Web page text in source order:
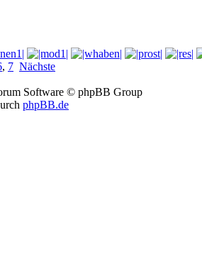
, 7 Nächste
Software © phpBB Group
phpBB.de